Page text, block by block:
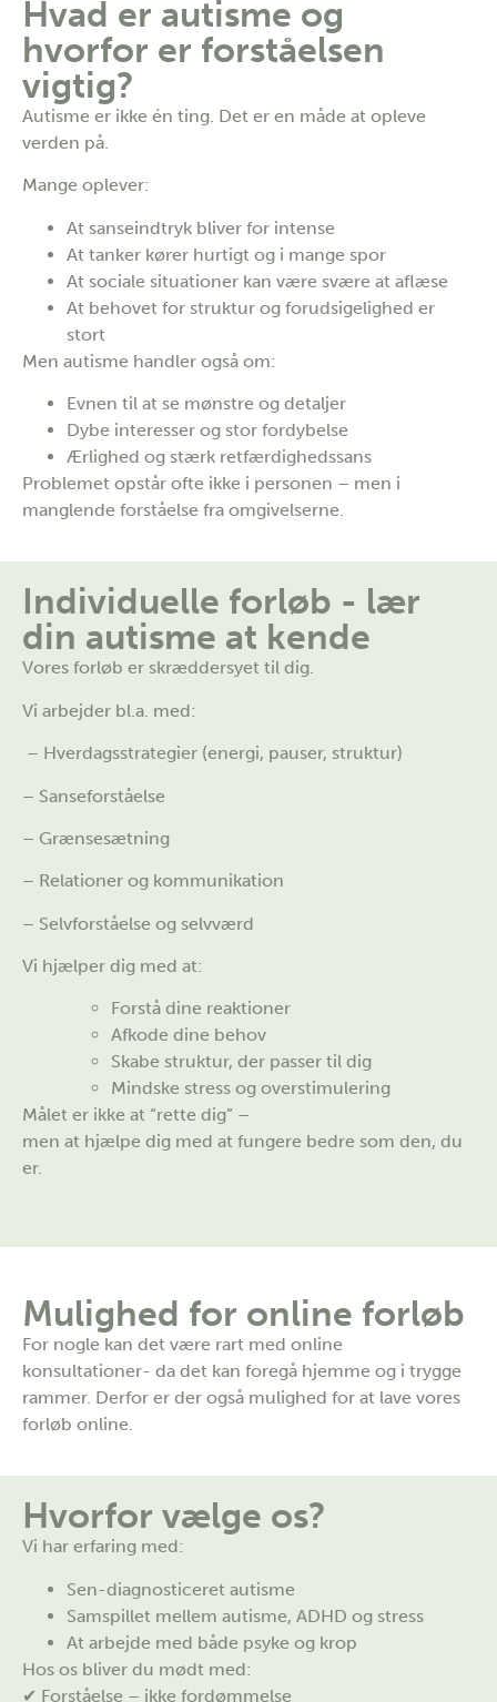
Hvad er autisme og
hvorfor er forståelsen
vigtig?
Autisme er ikke én ting. Det er en måde at opleve
verden på.
Mange oplever:
At sanseindtryk bliver for intense
At tanker kører hurtigt og i mange spor
At sociale situationer kan være svære at aflæse
At behovet for struktur og forudsigelighed er
stort
Men autisme handler også om:
Evnen til at se mønstre og detaljer
Dybe interesser og stor fordybelse
Ærlighed og stærk retfærdighedssans
Problemet opstår ofte ikke i personen – men i
manglende forståelse fra omgivelserne.
Individuelle forløb - lær
din autisme at kende
Vores forløb er skræddersyet til dig.
Vi arbejder bl.a. med:
– Hverdagsstrategier (energi, pauser, struktur)
– Sanseforståelse
– Grænsesætning
– Relationer og kommunikation
– Selvforståelse og selvværd
Vi hjælper dig med at:
Forstå dine reaktioner
Afkode dine behov
Skabe struktur, der passer til dig
Mindske stress og overstimulering
Målet er ikke at “rette dig” –
men at hjælpe dig med at fungere bedre som den, du
er.
Mulighed for online forløb
For nogle kan det være rart med online
konsultationer- da det kan foregå hjemme og i trygge
rammer. Derfor er der også mulighed for at lave vores
forløb online.
Hvorfor vælge os?
Vi har erfaring med:
Sen-diagnosticeret autisme
Samspillet mellem autisme, ADHD og stress
At arbejde med både psyke og krop
Hos os bliver du mødt med:
✔ Forståelse – ikke fordømmelse